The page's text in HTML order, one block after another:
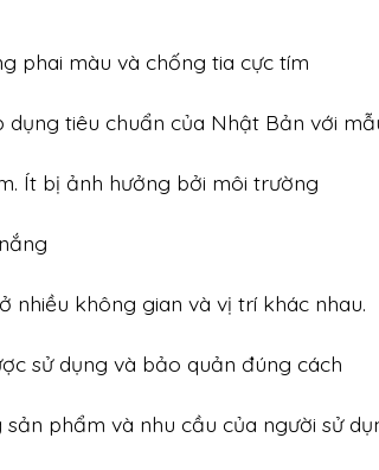
phai màu và chống tia cực tím
tiêu chuẩn của Nhật Bản với
Ít bị ảnh hưởng bởi môi trường
nhiều không gian và vị trí khác nhau.
sử dụng và bảo quản đúng cách
phẩm và nhu cầu của người sử